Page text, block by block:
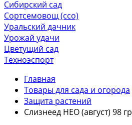
Сибирский сад
Сортсемовощ (ссо)
Уральский дачник
Урожай удачи
Цветущий сад
Техноэспорт
Главная
Товары для сада и огорода
Защита растений
Слизнеед НЕО (август) 98 гр